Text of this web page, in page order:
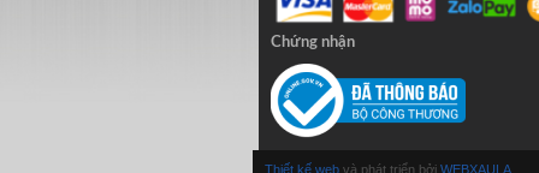
Chứng nhận
Thiết kế web và phát triển bởi WEBXAULA